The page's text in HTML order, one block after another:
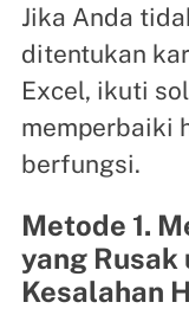
Jika Anda
ditentukan
Excel, ikuti
memperbaiki
berfungsi.
Metode 1.
yang
Kesalahan